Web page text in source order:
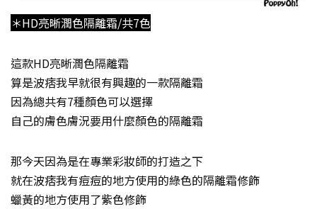
＊HD亮晰潤色隔離霜/共7色
這款HD亮晰潤色隔離霜
算是波痞我早就很有興趣的一款隔離霜
因為總共有7種顏色可以選擇
自己的膚色膚況要用什麼顏色的隔離霜
那今天因為是在專業彩妝師的打造之下
就在波痞我有痘痘的地方使用的綠色的隔離霜修飾
蠟黃的地方使用了紫色修飾